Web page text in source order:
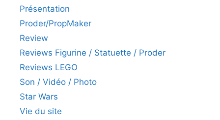
Présentation
Proder/PropMaker
Review
Reviews Figurine / Statuette / Proder
Reviews LEGO
Son / Vidéo / Photo
Star Wars
Vie du site